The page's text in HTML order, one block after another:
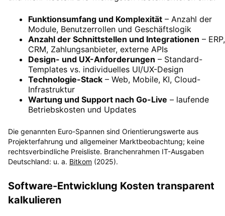
Funktionsumfang und Komplexität – Anzahl der
Module, Benutzerrollen und Geschäftslogik
Anzahl der Schnittstellen und Integrationen – ERP,
CRM, Zahlungsanbieter, externe APIs
Design- und UX-Anforderungen – Standard-
Templates vs. individuelles UI/UX-Design
Technologie-Stack – Web, Mobile, KI, Cloud-
Infrastruktur
Wartung und Support nach Go-Live – laufende
Betriebskosten und Updates
Die genannten Euro-Spannen sind Orientierungswerte aus
Projekterfahrung und allgemeiner Marktbeobachtung; keine
rechtsverbindliche Preisliste. Branchen­rahmen IT-Ausgaben
Deutschland: u. a. Bitkom (2025).
Software-Entwicklung Kosten transparent
kalkulieren